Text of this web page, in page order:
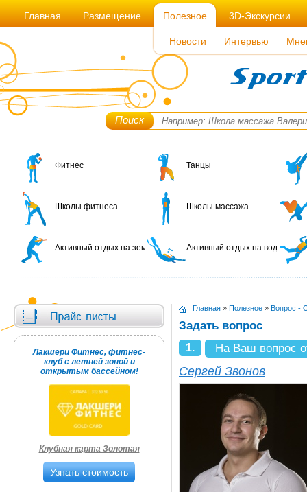
Главная Размещение Полезное
Новости Интервью
3D-Экскурсии
Поиск
Фитнес Танцы
Школы фитнеса Школы массажа
Активный отдых на земле Активный отдых на воде
Лакшери Фитнес, фитнес-
клуб с летней зоной и
открытым бассейном!
Клубная карта Золотая
Узнать стоимость
Главная » Полезное » Вопрос -
Задать вопрос
1. На Ваш вопрос
Сергей Звонов